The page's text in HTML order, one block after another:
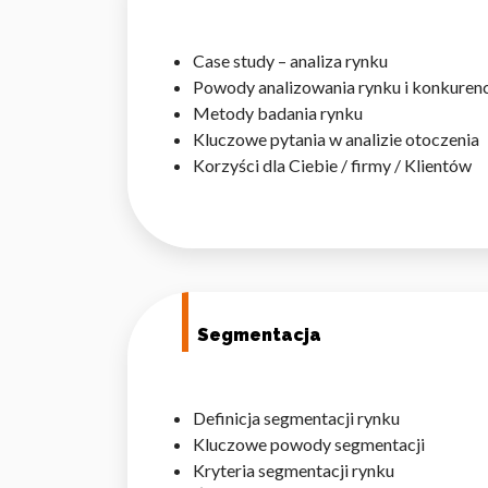
Case study – analiza rynku
Powody analizowania rynku i
Metody badania rynku
Kluczowe pytania w analizie otoczenia
Korzyści dla Ciebie / firmy / Klientów
Segmentacja
Definicja segmentacji rynku
Kluczowe powody segmentacji
Kryteria segmentacji rynku